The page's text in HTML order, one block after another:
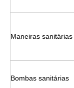
Maneiras sanitárias
Bombas sanitárias